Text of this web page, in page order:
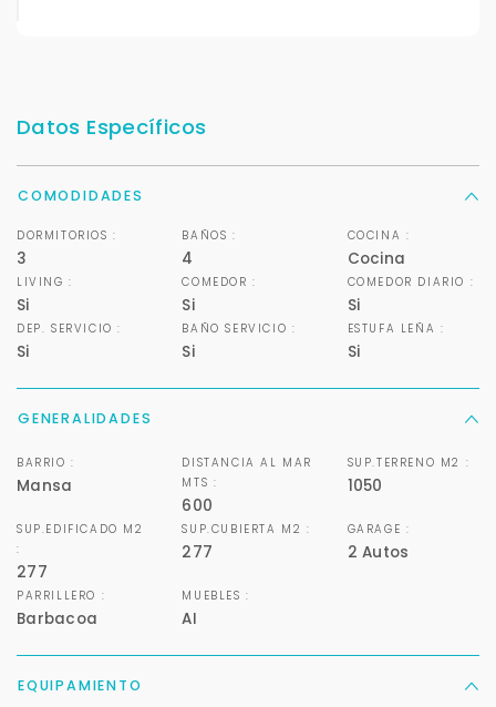
Datos Específicos
COMODIDADES
DORMITORIOS :
3
BAÑOS :
4
COCINA :
Cocina
LIVING :
Si
COMEDOR :
Si
COMEDOR DIARIO :
Si
DEP. SERVICIO :
Si
BAÑO SERVICIO :
Si
ESTUFA LEÑA :
Si
GENERALIDADES
BARRIO :
Mansa
DISTANCIA AL MAR
MTS :
600
SUP.TERRENO M2 :
1050
SUP.EDIFICADO M2
:
277
SUP.CUBIERTA M2 :
277
GARAGE :
2 Autos
PARRILLERO :
Barbacoa
MUEBLES :
AI
EQUIPAMIENTO
Para responderte
mejor y más rápido
Déjanos tus datos para identificar tu consulta en el
sistema de gestión de clientes.